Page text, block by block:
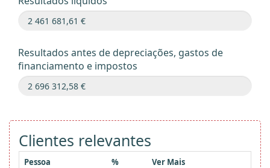
Resultados antes de depreciações, gastos de
financiamento e impostos
Clientes relevantes
Pessoa % Ver Mais